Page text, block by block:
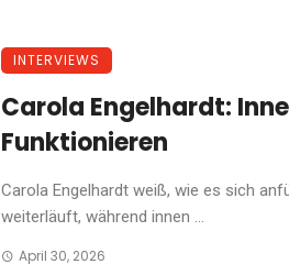
INTERVIEWS
Carola Engelhardt:
Funktionieren
Carola Engelhardt weiß, wie es sich
weiterläuft, während innen ...
April 30, 2026